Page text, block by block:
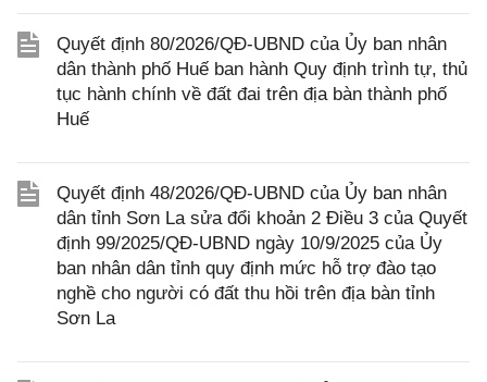
Quyết định 80/2026/QĐ-UBND của Ủy ban nhân
dân thành phố Huế ban hành Quy định trình tự, thủ
tục hành chính về đất đai trên địa bàn thành phố
Huế
Quyết định 48/2026/QĐ-UBND của Ủy ban nhân
dân tỉnh Sơn La sửa đổi khoản 2 Điều 3 của Quyết
định 99/2025/QĐ-UBND ngày 10/9/2025 của Ủy
ban nhân dân tỉnh quy định mức hỗ trợ đào tạo
nghề cho người có đất thu hồi trên địa bàn tỉnh
Sơn La